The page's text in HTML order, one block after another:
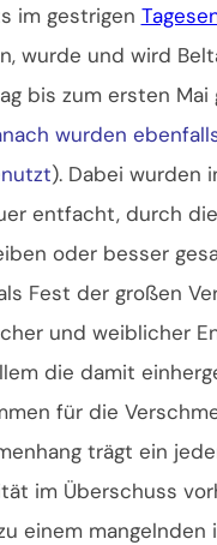
im gestrigen
wurde und wird
bis zum ersten Mai
wurden
). Dabei wurden
entfacht, durch
oder besser
Fest der großen
und weiblicher
die damit
für die
trägt ein
im Überschuss
einem